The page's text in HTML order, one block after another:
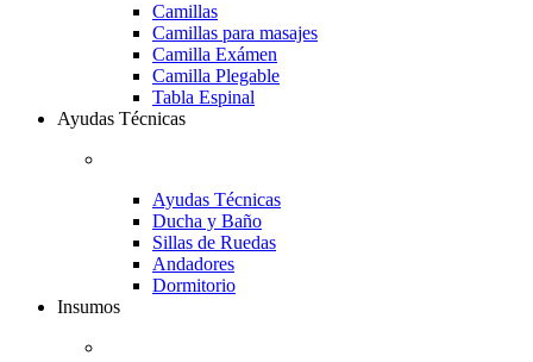
Camillas
Camillas para masajes
Camilla Exámen
Camilla Plegable
Tabla Espinal
Ayudas Técnicas
Ayudas Técnicas
Ducha y Baño
Sillas de Ruedas
Andadores
Dormitorio
Insumos